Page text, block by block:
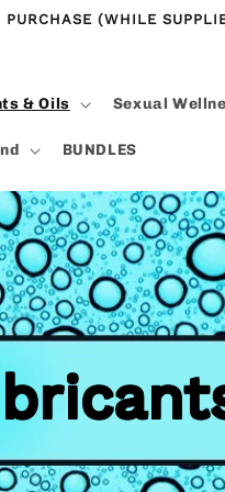
PURCHASE (WHILE
& Oils Sexual
BUNDLES